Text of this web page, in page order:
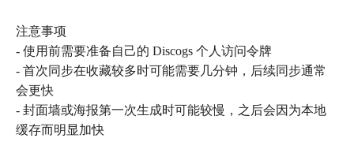
注意事项
- 使用前需要准备自己的 Discogs 个人访问令牌
- 首次同步在收藏较多时可能需要几分钟，后续同步通常
会更快
- 封面墙或海报第一次生成时可能较慢，之后会因为本地
缓存而明显加快